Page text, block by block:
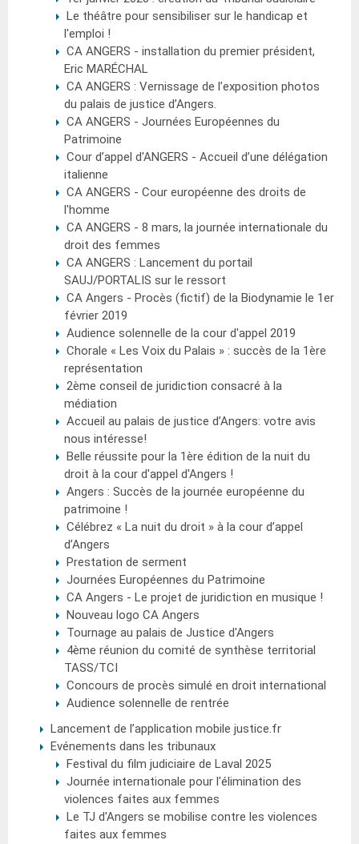
Le théâtre pour sensibiliser sur le handicap et
l'emploi !
CA ANGERS - installation du premier président,
Eric MARÉCHAL
CA ANGERS : Vernissage de l’exposition photos
du palais de justice d’Angers.
CA ANGERS - Journées Européennes du
Patrimoine
Cour d’appel d'ANGERS - Accueil d’une délégation
italienne
CA ANGERS - Cour européenne des droits de
l'homme
CA ANGERS - 8 mars, la journée internationale du
droit des femmes
CA ANGERS : Lancement du portail
SAUJ/PORTALIS sur le ressort
CA Angers - Procès (fictif) de la Biodynamie le 1er
février 2019
Audience solennelle de la cour d'appel 2019
Chorale « Les Voix du Palais » : succès de la 1ère
représentation
2ème conseil de juridiction consacré à la
médiation
Accueil au palais de justice d’Angers: votre avis
nous intéresse!
Belle réussite pour la 1ère édition de la nuit du
droit à la cour d'appel d'Angers !
Angers : Succès de la journée européenne du
patrimoine !
Célébrez « La nuit du droit » à la cour d’appel
d’Angers
Prestation de serment
Journées Européennes du Patrimoine
CA Angers - Le projet de juridiction en musique !
Nouveau logo CA Angers
Tournage au palais de Justice d'Angers
4ème réunion du comité de synthèse territorial
TASS/TCI
Concours de procès simulé en droit international
Audience solennelle de rentrée
Lancement de l’application mobile justice.fr
Evénements dans les tribunaux
Festival du film judiciaire de Laval 2025
Journée internationale pour l'élimination des
violences faites aux femmes
Le TJ d'Angers se mobilise contre les violences
faites aux femmes